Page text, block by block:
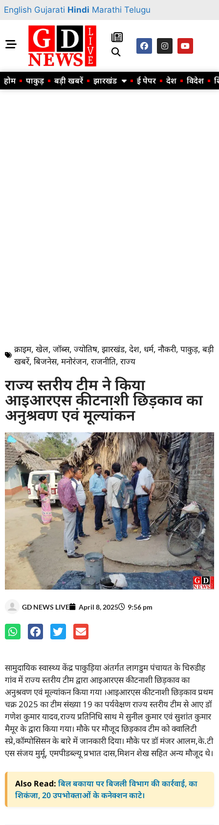
English Gujarati Hindi Marathi Telugu
होम पाकुड़ बड़ी खबरें झारखंड ई पेपर देश विदेश
क्राइम, खेल, जॉब्स, ज्योतिष, झारखंड, देश, धर्म, नौकरी, पाकुड़, बड़ी
खबरें, बिजनेस, मनोरंजन, राजनीति, राज्य
राज्य स्तरीय टीम ने किया
आइआरएस कीटनाशी छिड़काव का
अनुश्रवण एवं मूल्यांकन
GD NEWS LIVE April 8, 2025 9:56 pm
सामुदायिक स्वास्थ्य केंद्र पाकुड़िया अंतर्गत लागडुम पंचायत के चिरुडीह
गांव में राज्य स्तरीय टीम द्वारा आइआरएस कीटनाशी छिड़काव का
अनुश्रवण एवं मूल्यांकन किया गया ।आइआरएस कीटनाशी छिड़काव प्रथम
चक्र 2025 का टीम संख्या 19 का पर्यवेक्षण राज्य स्तरीय टीम से आए डॉ
गणेश कुमार यादव,राज्य प्रतिनिधि साथ मे सुनील कुमार एवं सुशांत कुमार
मैमूर के द्वारा किया गया। मौके पर मौजूद छिड़काव टीम को क्वालिटी
स्प्रे,कॉम्पोसिसन के बारे में जानकारी दिया। मौके पर डॉ मंजर आलम,के.टी
एस संजय मुर्मू, एमपीडब्ल्यू प्रभात दास,मिशन शेख सहित अन्य मौजूद थे।
Also Read: बिल बकाया पर बिजली विभाग की कार्रवाई, का
शिकंजा, 20 उपभोक्ताओं के कनेक्शन काटे।